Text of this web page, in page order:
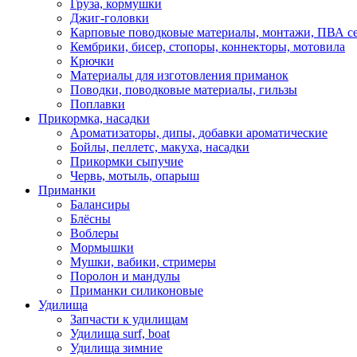
Груза, кормушки
Джиг-головки
Карповые поводковые материалы, монтажи, ПВА
Кембрики, бисер, стопоры, коннекторы, мотовила
Крючки
Материалы для изготовления приманок
Поводки, поводковые материалы, гильзы
Поплавки
Прикормка, насадки
Ароматизаторы, дипы, добавки ароматические
Бойлы, пеллетс, макуха, насадки
Прикормки сыпучие
Червь, мотыль, опарыш
Приманки
Балансиры
Блёсны
Воблеры
Мормышки
Мушки, вабики, стримеры
Поролон и мандулы
Приманки силиконовые
Удилища
Запчасти к удилищам
Удилища surf, boat
Удилища зимние